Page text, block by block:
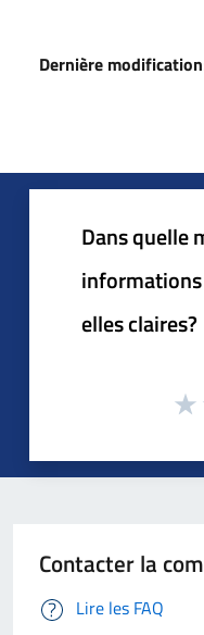
Dernière modification
Dans quelle
elles claires?
Contacter la
Lire les FAQ